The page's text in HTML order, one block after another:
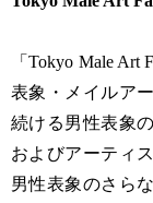
「Tokyo Male
表象・メイルア
続ける男性表象
およびアーティ
男性表象のさら